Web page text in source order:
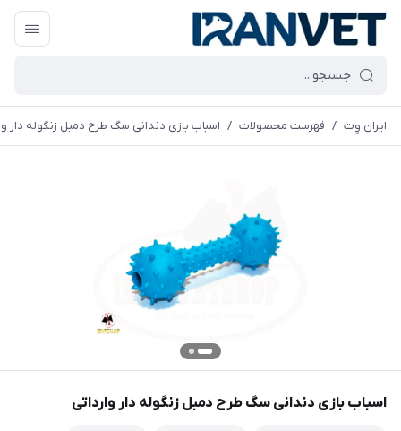
ایران وِت / فهرست محصولات / اسباب بازی دندانی سگ طرح دمبل زنگوله دار
اسباب بازی دندانی سگ طرح دمبل زنگوله دار وارداتی